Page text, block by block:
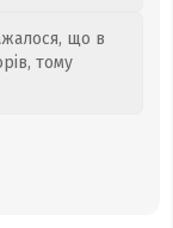
що в
тому